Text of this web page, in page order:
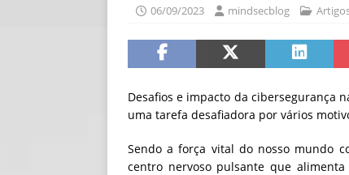
[ 06/08/2026 ]
[ 06/08/2026 ]
06/09/2023 mindsecblog
Desafios e impacto da cibersegurança
uma tarefa desafiadora por vários
Sendo a força vital do nosso mundo
centro nervoso pulsante que